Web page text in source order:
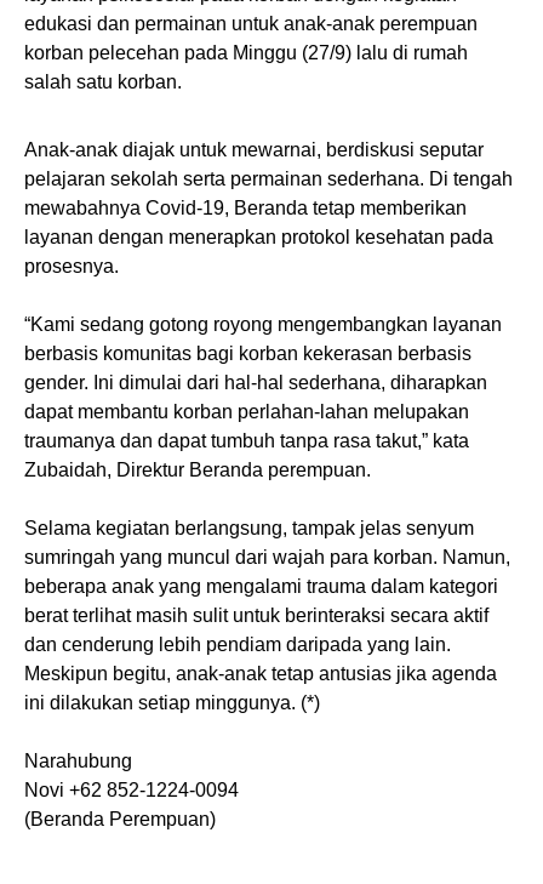
edukasi dan permainan untuk anak-anak perempuan
korban pelecehan pada Minggu (27/9) lalu di rumah
salah satu korban.
Anak-anak diajak untuk mewarnai, berdiskusi seputar
pelajaran sekolah serta permainan sederhana. Di tengah
mewabahnya Covid-19, Beranda tetap memberikan
layanan dengan menerapkan protokol kesehatan pada
prosesnya.⁣
“Kami sedang gotong royong mengembangkan layanan
berbasis komunitas bagi korban kekerasan berbasis
gender. Ini dimulai dari hal-hal sederhana, diharapkan
dapat membantu korban perlahan-lahan melupakan
traumanya dan dapat tumbuh tanpa rasa takut,” kata
Zubaidah, Direktur Beranda perempuan.
Selama kegiatan berlangsung, tampak jelas senyum
sumringah yang muncul dari wajah para korban. Namun,
beberapa anak yang mengalami trauma dalam kategori
berat terlihat masih sulit untuk berinteraksi secara aktif
dan cenderung lebih pendiam daripada yang lain.
Meskipun begitu, anak-anak tetap antusias jika agenda
ini dilakukan setiap minggunya.⁣ (*)
⁣Narahubung
Novi +62 852-1224-0094
(Beranda Perempuan)